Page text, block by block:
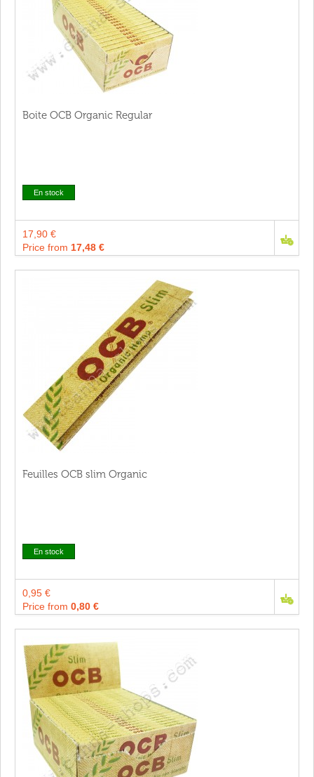
Boite OCB Organic Regular
En stock
17,90 €
Price from 17,48 €
Feuilles OCB slim Organic
En stock
0,95 €
Price from 0,80 €